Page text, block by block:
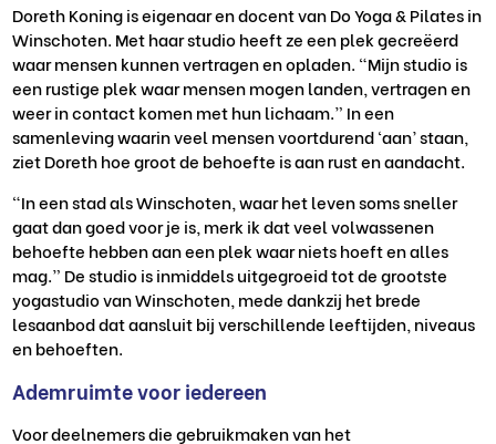
Doreth Koning is eigenaar en docent van Do Yoga & Pilates in
Winschoten. Met haar studio heeft ze een plek gecreëerd
waar mensen kunnen vertragen en opladen. “Mijn studio is
een rustige plek waar mensen mogen landen, vertragen en
weer in contact komen met hun lichaam.” In een
samenleving waarin veel mensen voortdurend ‘aan’ staan,
ziet Doreth hoe groot de behoefte is aan rust en aandacht.
“In een stad als Winschoten, waar het leven soms sneller
gaat dan goed voor je is, merk ik dat veel volwassenen
behoefte hebben aan een plek waar niets hoeft en alles
mag.” De studio is inmiddels uitgegroeid tot de grootste
yogastudio van Winschoten, mede dankzij het brede
lesaanbod dat aansluit bij verschillende leeftijden, niveaus
en behoeften.
Ademruimte voor iedereen
Voor deelnemers die gebruikmaken van het